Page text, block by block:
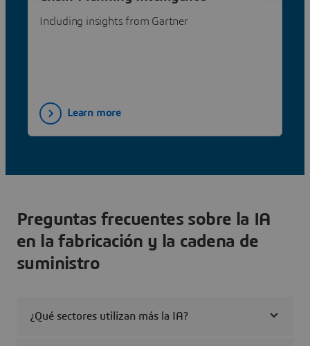
Including insights from Gartner
Learn more
Preguntas frecuentes sobre la IA
en la fabricación y la cadena de
suministro
¿Qué sectores utilizan más la IA?